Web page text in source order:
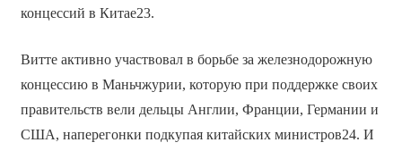
концессий в Китае23.
Витте активно участвовал в борьбе за железнодорожную
концессию в Маньчжурии, которую при поддержке своих
правительств вели дельцы Англии, Франции, Германии и
США, наперегонки подкупая китайских министров24. И